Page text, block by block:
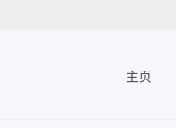
主页